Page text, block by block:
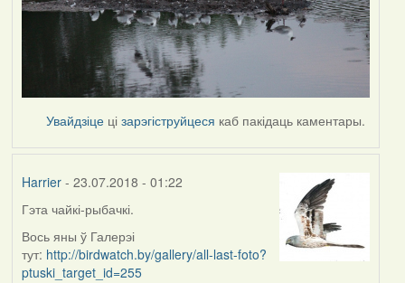
Увайдзіце цізарэгіструйцеся каб пакідаць каментары.
Harrier- 23.07.2018 - 01:22
In
reply
to
by
Гэта чайкі-рыбачкі.
Вось яны ў Галерэі
тут: http://birdwatch.by/gallery/all-last-foto?
ptuski_target_id=255